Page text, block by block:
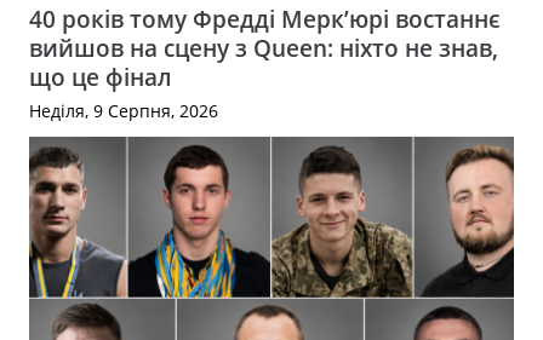
40 років тому Фредді Мерк’юрі востаннє
вийшов на сцену з Queen: ніхто не знав,
що це фінал
Неділя, 9 Серпня, 2026